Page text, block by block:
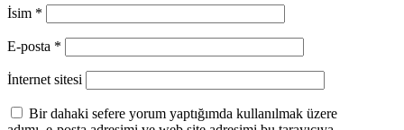
İsim *
E-posta *
İnternet sitesi
Bir dahaki sefere yorum yaptığımda kullanılmak üzere